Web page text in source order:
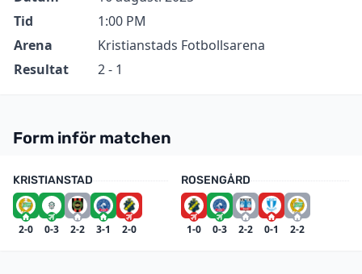
Tid
1:00 PM
Arena
Kristianstads Fotbollsarena
Resultat
2 - 1
Form inför matchen
KRISTIANSTAD
2-0 0-3 2-2 3-1 2-0
ROSENGÅRD
1-0 0-3 2-2 0-1 2-2